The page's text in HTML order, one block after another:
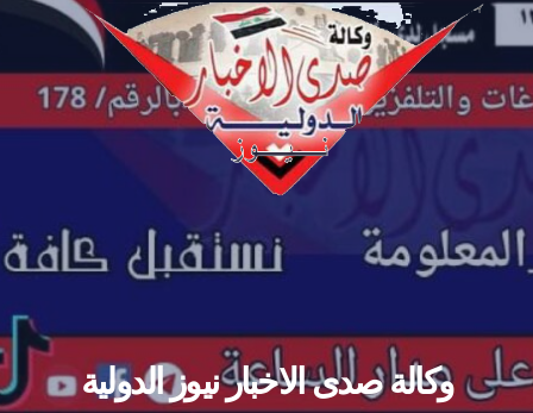
وكالة صدى الاخبار نيوز الدولية